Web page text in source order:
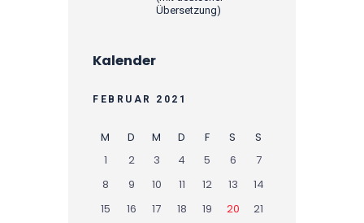
Übersetzung)
Kalender
FEBRUAR 2021
M D M D F S
S
1
2 3 4 5 6
7
8
9 10 11 12 13
14
15
16 17 18 19 20
21